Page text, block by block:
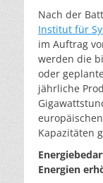
Nach der
Institut für
im Auftrag
werden die
oder
jährliche
Kapazitäten
Energien